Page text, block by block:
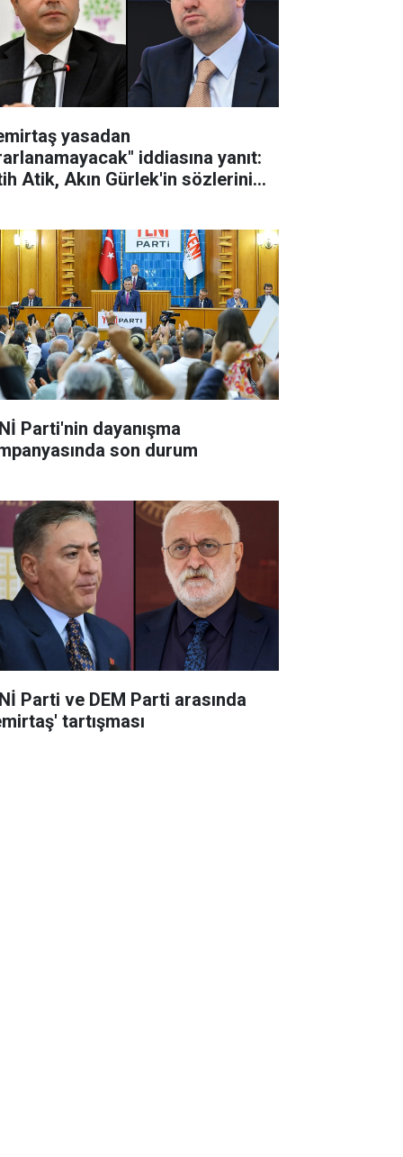
yasadan
iddiasına yanıt:
Atik, Akın Gürlek'in sözlerini
Parti'nin dayanışma
son durum
Parti ve DEM Parti arasında
tartışması